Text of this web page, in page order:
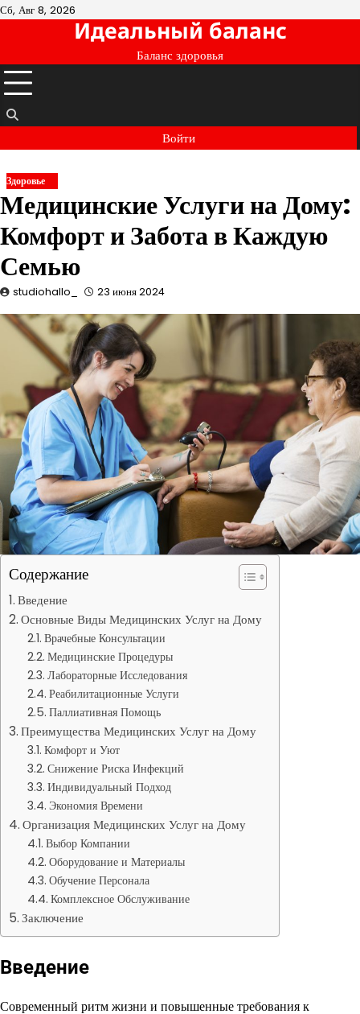
Перейти
Сб, Авг 8, 2026
Идеальный баланс
Баланс здоровья
Войти
Здоровье
Медицинские Услуги на Дому:
Комфорт и Забота в Каждую
Семью
studiohallo_ 23 июня 2024
Содержание
Введение
Основные Виды Медицинских Услуг на Дому
Врачебные Консультации
Медицинские Процедуры
Лабораторные Исследования
Реабилитационные Услуги
Паллиативная Помощь
Преимущества Медицинских Услуг на Дому
Комфорт и Уют
Снижение Риска Инфекций
Индивидуальный Подход
Экономия Времени
Организация Медицинских Услуг на Дому
Выбор Компании
Оборудование и Материалы
Обучение Персонала
Комплексное Обслуживание
Заключение
Введение
Современный ритм жизни и повышенные требования к